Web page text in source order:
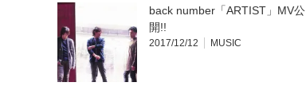
back number「ARTIST」MV公
開!!
2017/12/12 MUSIC